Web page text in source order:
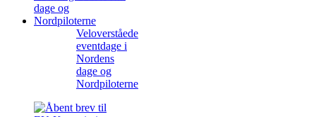
Veloverståede
eventdage i
Nordens
dage og
Nordpiloterne